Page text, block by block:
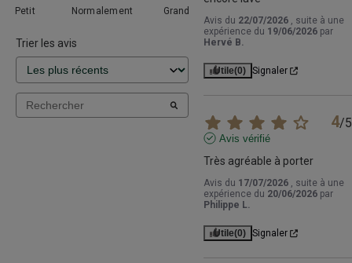
Petit
Normalement Grand
Trier les avis
Avis du 22/07/2026 , suite à une
expérience du 19/06/2026 par
Hervé B.
Utile(0) Signaler
4/5
Avis vérifié
Très agréable à porter
Avis du 17/07/2026 , suite à une
expérience du 20/06/2026 par
Philippe L.
Utile(0) Signaler